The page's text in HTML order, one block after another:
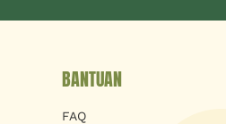
BANTUAN
FAQ